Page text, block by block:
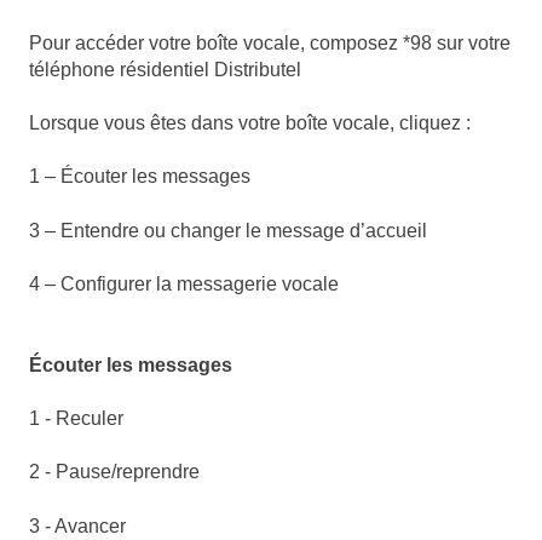
Pour accéder votre boîte vocale, composez *98 sur votre
téléphone résidentiel Distributel
Lorsque vous êtes dans votre boîte vocale, cliquez :
1 – Écouter les messages
3 – Entendre ou changer le message d’accueil
4 – Configurer la messagerie vocale
Écouter les messages
1 - Reculer
2 - Pause/reprendre
3 - Avancer